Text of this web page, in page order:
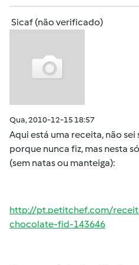
Sicaf (não verificado)
Qua, 2010-12-15 18:57
Aqui está uma receita, não
porque nunca fiz, mas nesta
(sem natas ou manteiga):
http://pt.petitchef.com/
chocolate-fid-143646